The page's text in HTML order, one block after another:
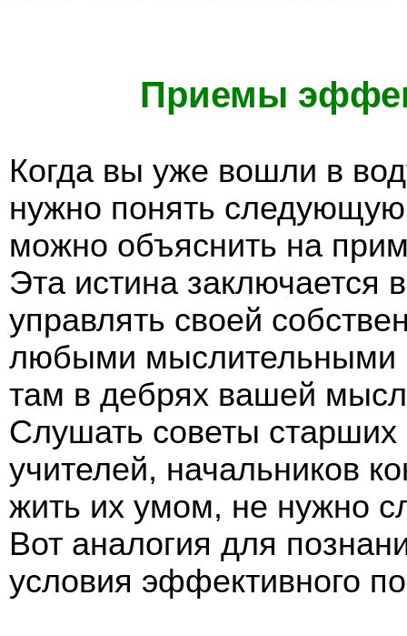
Приемы
Когда вы уже вошли в
нужно понять следующую
можно объяснить на
Эта истина заключается
управлять своей
любыми мыслительными
там в дебрях вашей
Слушать советы
учителей, начальников
жить их умом, не нужно
Вот аналогия для
условия эффективного